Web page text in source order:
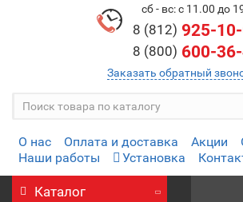
сб - вс: с 11.00 до
8 (812) 925-
8 (800) 600-
Заказать обратный
О нас Оплата и доставка Акции
Наши работы
Установка
Каталог